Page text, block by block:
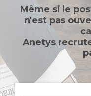
Même si le
n'est pas
Anetys